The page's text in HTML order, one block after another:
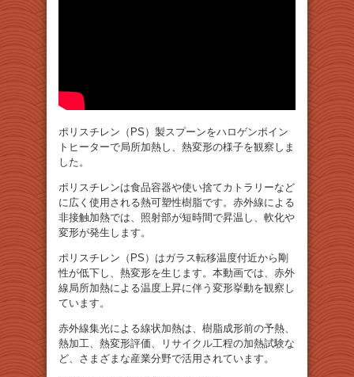
ポリスチレン（PS）製スプーンをハロゲンポイン
トヒーターで局所加熱し、熱変形の様子を観察しま
した。
ポリスチレンは食品容器や使い捨てカトラリーなど
に広く使用される熱可塑性樹脂です。赤外線による
非接触加熱では、照射部が短時間で昇温し、軟化や
変形が発生します。
ポリスチレン（PS）はガラス転移温度付近から剛
性が低下し、熱変形を生じます。本動画では、赤外
線局所加熱による温度上昇に伴う変形挙動を観察し
ています。
赤外線集光による線状加熱は、樹脂成形前の予熱、
熱加工、熱変形評価、リサイクル工程の加熱試験な
ど、さまざまな産業分野で活用されています。